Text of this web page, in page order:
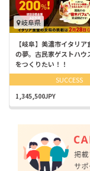
岐阜県
【岐阜】美濃市イタリ
の夢。古民家ゲストハウ
をつくりたい！！
SUCCESS
1,345,500JPY